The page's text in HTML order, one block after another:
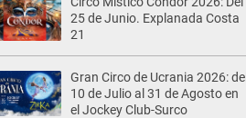
25 de Junio. Explanada Costa
21
Gran Circo de Ucrania 2026: del
10 de Julio al 31 de Agosto en
el Jockey Club-Surco